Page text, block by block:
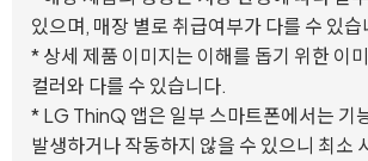
있으며, 매장 별로 취급여부가 다를 수 있습
* 상세 제품 이미지는 이해를 돕기 위한 이
컬러와 다를 수 있습니다.
* LG ThinQ 앱은 일부 스마트폰에서는 기
발생하거나 작동하지 않을 수 있으니 최소